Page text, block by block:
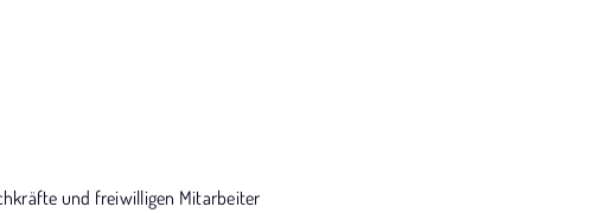
und freiwilligen Mitarbeiter